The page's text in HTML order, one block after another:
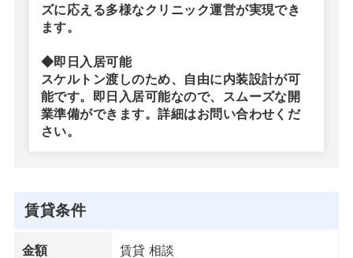
ズに応える多様なクリニック運営が実現でき
ます。
◆即日入居可能
スケルトン渡しのため、自由に内装設計が可
能です。即日入居可能なので、スムーズな開
業準備ができます。詳細はお問い合わせくだ
さい。
賃貸条件
金額 賃貸 相談